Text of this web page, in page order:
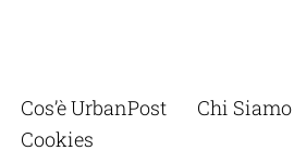
Cos’è UrbanPost Chi Siamo
Cookies